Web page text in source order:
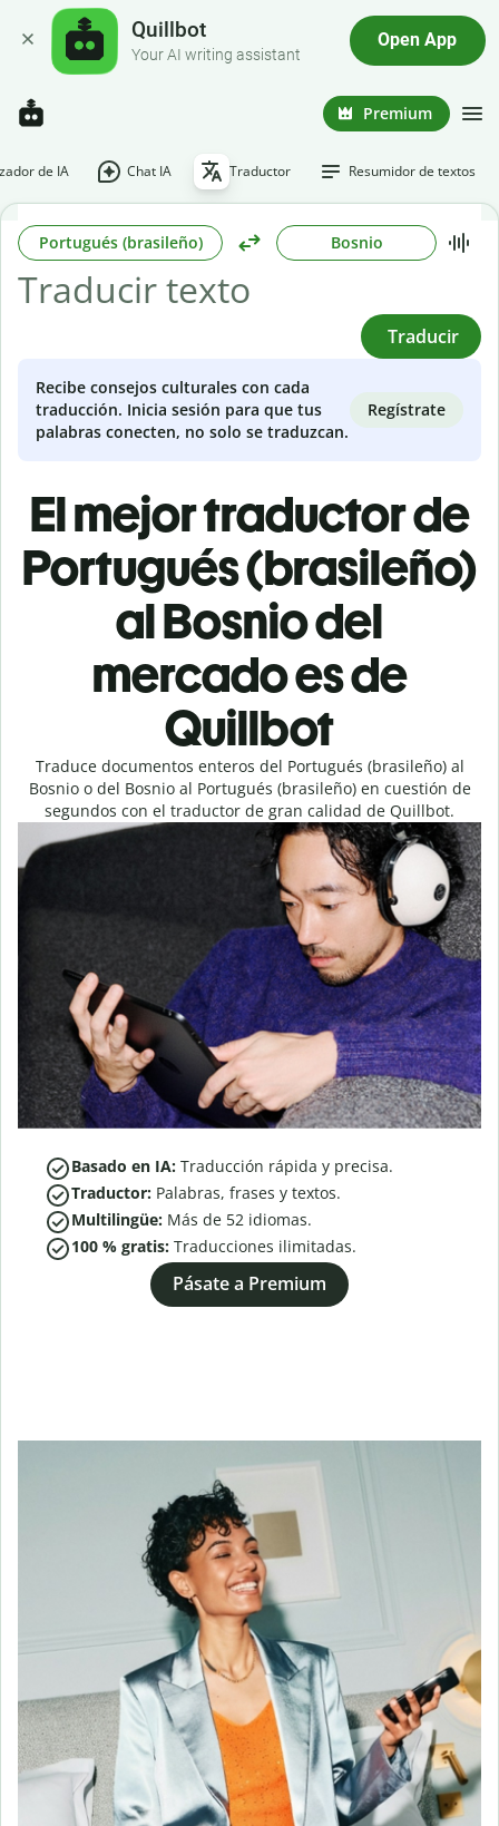
Quillbot
Your AI writing assistant
Open App
Premium
de IA Chat IA Traductor Resumidor de textos
Portugués (brasileño) Bosnio
Traducir
Recibe consejos culturales con cada
traducción. Inicia sesión para que tus
palabras conecten, no solo se traduzcan.
Regístrate
El mejor traductor de
Portugués (brasileño)
al Bosnio del
mercado es de
Quillbot
Traduce documentos enteros del Portugués (brasileño) al
Bosnio o del Bosnio al Portugués (brasileño) en cuestión de
segundos con el traductor de gran calidad de Quillbot.
Basado en IA: Traducción rápida y precisa.
Traductor: Palabras, frases y textos.
Multilingüe: Más de 52 idiomas.
100 % gratis: Traducciones ilimitadas.
Pásate a Premium